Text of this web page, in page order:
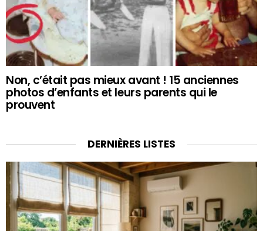
Non, c’était pas mieux avant ! 15 anciennes
photos d’enfants et leurs parents qui le
prouvent
DERNIÈRES LISTES